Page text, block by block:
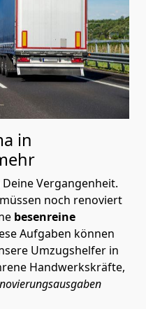
in
Vergangenheit.
noch renoviert
besenreine
Aufgaben können
Umzugshelfer in
Handwerkskräfte,